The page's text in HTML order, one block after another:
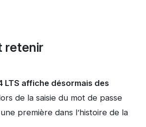
retenir
LTS affiche désormais des
de la saisie du mot de passe
première dans l’histoire de la